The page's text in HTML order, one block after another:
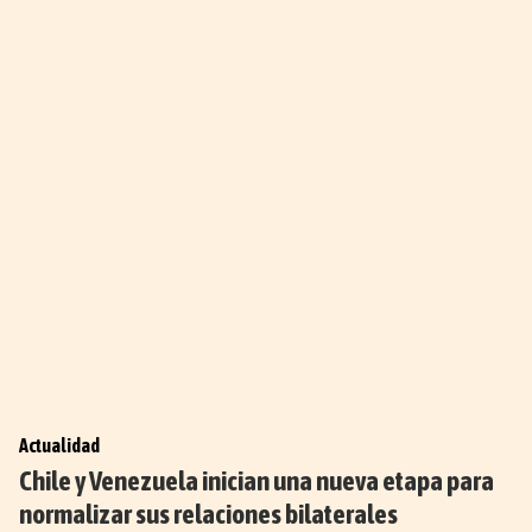
Chile y Venezuela inician una nueva etapa para
normalizar sus relaciones bilaterales
Actualidad